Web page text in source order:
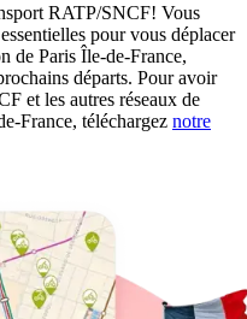
RATP/SNCF! Vous
pour vous déplacer
de Paris Île-de-France,
départs. Pour avoir
et les autres réseaux de
France, téléchargez notre